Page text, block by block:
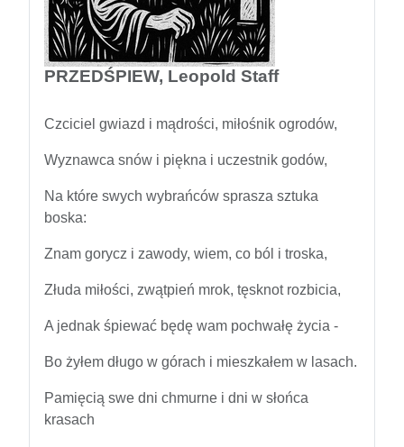
PRZEDŚPIEW, Leopold Staff
Czciciel gwiazd i mądrości, miłośnik ogrodów,
Wyznawca snów i piękna i uczestnik godów,
Na które swych wybrańców sprasza sztuka
boska:
Znam gorycz i zawody, wiem, co ból i troska,
Złuda miłości, zwątpień mrok, tęsknot rozbicia,
A jednak śpiewać będę wam pochwałę życia -
Bo żyłem długo w górach i mieszkałem w lasach.
Pamięcią swe dni chmurne i dni w słońca
krasach